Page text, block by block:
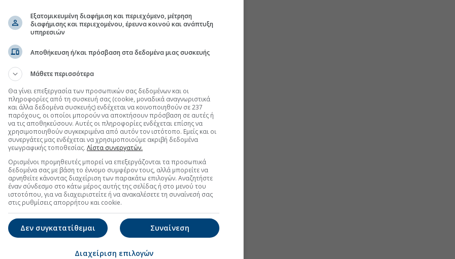
για επίδομα ανεργίας
το Πολεμικό Ναυτικό στη Μάγχη
Ασία και Αφρική
στο Discover
Εξατομικευμένη διαφήμιση και περιεχόμενο, μέτρηση
διαφήμισης και περιεχομένου, έρευνα κοινού και ανάπτυξη
υπηρεσιών
Αποθήκευση ή/και πρόσβαση στα δεδομένα μιας συσκευής
Μάθετε περισσότερα
Θα γίνει επεξεργασία των προσωπικών σας δεδομένων και οι
πληροφορίες από τη συσκευή σας (cookie, μοναδικά αναγνωριστικά
και άλλα δεδομένα συσκευής) ενδέχεται να κοινοποιηθούν σε 237
παρόχους, οι οποίοι μπορούν να αποκτήσουν πρόσβαση σε αυτές ή
να τις αποθηκεύσουν. Αυτές οι πληροφορίες ενδέχεται επίσης να
χρησιμοποιηθούν συγκεκριμένα από αυτόν τον ιστότοπο. Εμείς και οι
συνεργάτες μας ενδέχεται να χρησιμοποιούμε ακριβή δεδομένα
γεωγραφικής τοποθεσίας. Λίστα συνεργατών.
Ορισμένοι προμηθευτές μπορεί να επεξεργάζονται τα προσωπικά
δεδομένα σας με βάση το έννομο συμφέρον τους, αλλά μπορείτε να
αρνηθείτε κάνοντας διαχείριση των παρακάτω επιλογών. Αναζητήστε
έναν σύνδεσμο στο κάτω μέρος αυτής της σελίδας ή στο μενού του
ιστοτόπου, για να διαχειριστείτε ή να ανακαλέσετε τη συναίνεσή σας
στις ρυθμίσεις απορρήτου και cookie.
Συναίνεση
Δεν συγκατατίθεμαι
Διαχείριση επιλογών